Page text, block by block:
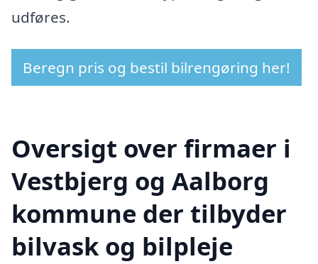
udføres.
Beregn pris og bestil bilrengøring her!
Oversigt over firmaer i
Vestbjerg og Aalborg
kommune der tilbyder
bilvask og bilpleje